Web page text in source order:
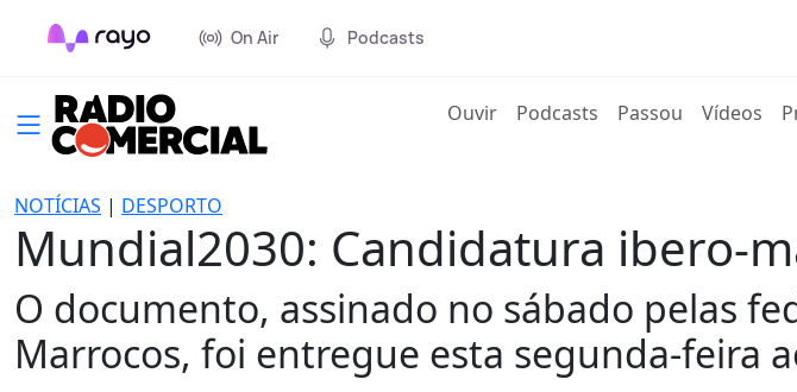
On Air Podcasts
Ouvir(current)
Podcasts Passou Vídeos
NOTÍCIAS | DESPORTO
Mundial2030: Candidatura ibero-
O documento, assinado no sábado pelas
Marrocos, foi entregue esta segunda-feira